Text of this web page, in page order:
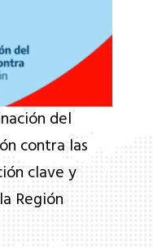
del
contra las
clave y
Región